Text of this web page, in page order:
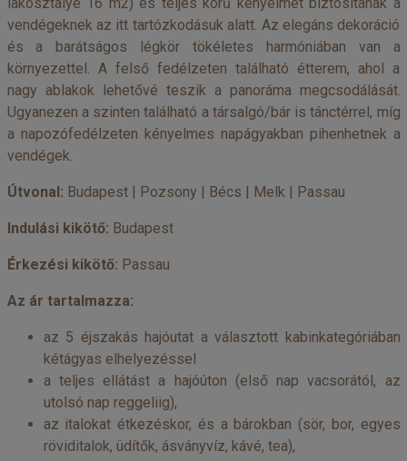
vendégeknek az itt tartózkodásuk alatt. Az elegáns dekoráció
és a barátságos légkör tökéletes harmóniában van a
környezettel. A felső fedélzeten található étterem, ahol a
nagy ablakok lehetővé teszik a panoráma megcsodálását.
Ugyanezen a szinten található a társalgó/bár is tánctérrel, míg
a napozófedélzeten kényelmes napágyakban pihenhetnek a
vendégek.
Útvonal: Budapest | Pozsony | Bécs | Melk | Passau
Indulási kikötő: Budapest
Érkezési kikötő: Passau
Az ár tartalmazza:
az 5 éjszakás hajóutat a választott kabinkategóriában
kétágyas elhelyezéssel
a teljes ellátást a hajóúton (első nap vacsorától, az
utolsó nap reggeliig),
az italokat étkezéskor, és a bárokban (sör, bor, egyes
röviditalok, üdítők, ásványvíz, kávé, tea),